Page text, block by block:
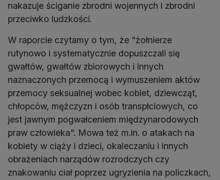
nakazuje ściganie zbrodni wojennych i zbrodni
przeciwko ludzkości.
W raporcie czytamy o tym, że "żołnierze
rutynowo i systematycznie dopuszczali się
gwałtów, gwałtów zbiorowych i innych
naznaczonych przemocą i wymuszeniem aktów
przemocy seksualnej wobec kobiet, dziewcząt,
chłopców, mężczyzn i osób transpłciowych, co
jest jawnym pogwałceniem międzynarodowych
praw człowieka". Mowa też m.in. o atakach na
kobiety w ciąży i dzieci, okaleczaniu i innych
obrażeniach narządów rozrodczych czy
znakowaniu ciał poprzez ugryzienia na policzkach,